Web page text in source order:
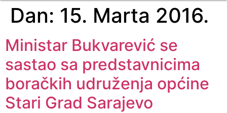
Dan: 15. Marta 2016.
Ministar Bukvarević se
sastao sa predstavnicima
boračkih udruženja općine
Stari Grad Sarajevo